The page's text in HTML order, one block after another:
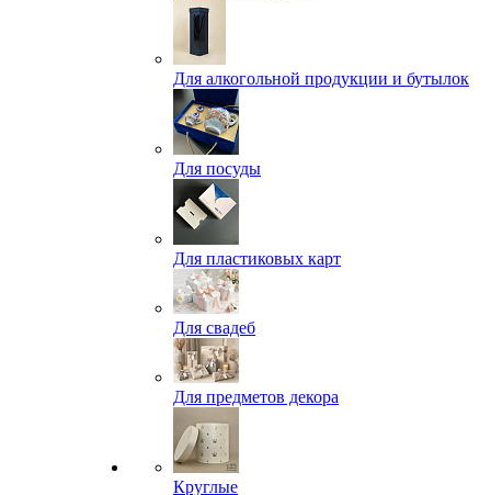
Для алкогольной продукции и бутылок
Для посуды
Для пластиковых карт
Для свадеб
Для предметов декора
Круглые